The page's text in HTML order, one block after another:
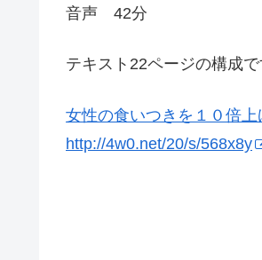
音声 42分
テキスト22ページの構成で
女性の食いつきを１０倍
http://4w0.net/20/s/568x8y